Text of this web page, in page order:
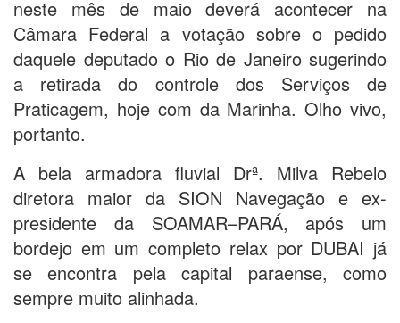
neste mês de maio deverá acontecer na
Câmara Federal a votação sobre o pedido
daquele deputado o Rio de Janeiro sugerindo
a retirada do controle dos Serviços de
Praticagem, hoje com da Marinha. Olho vivo,
portanto.
A bela armadora fluvial Drª. Milva Rebelo
diretora maior da SION Navegação e ex-
presidente da SOAMAR–PARÁ, após um
bordejo em um completo relax por DUBAI já
se encontra pela capital paraense, como
sempre muito alinhada.